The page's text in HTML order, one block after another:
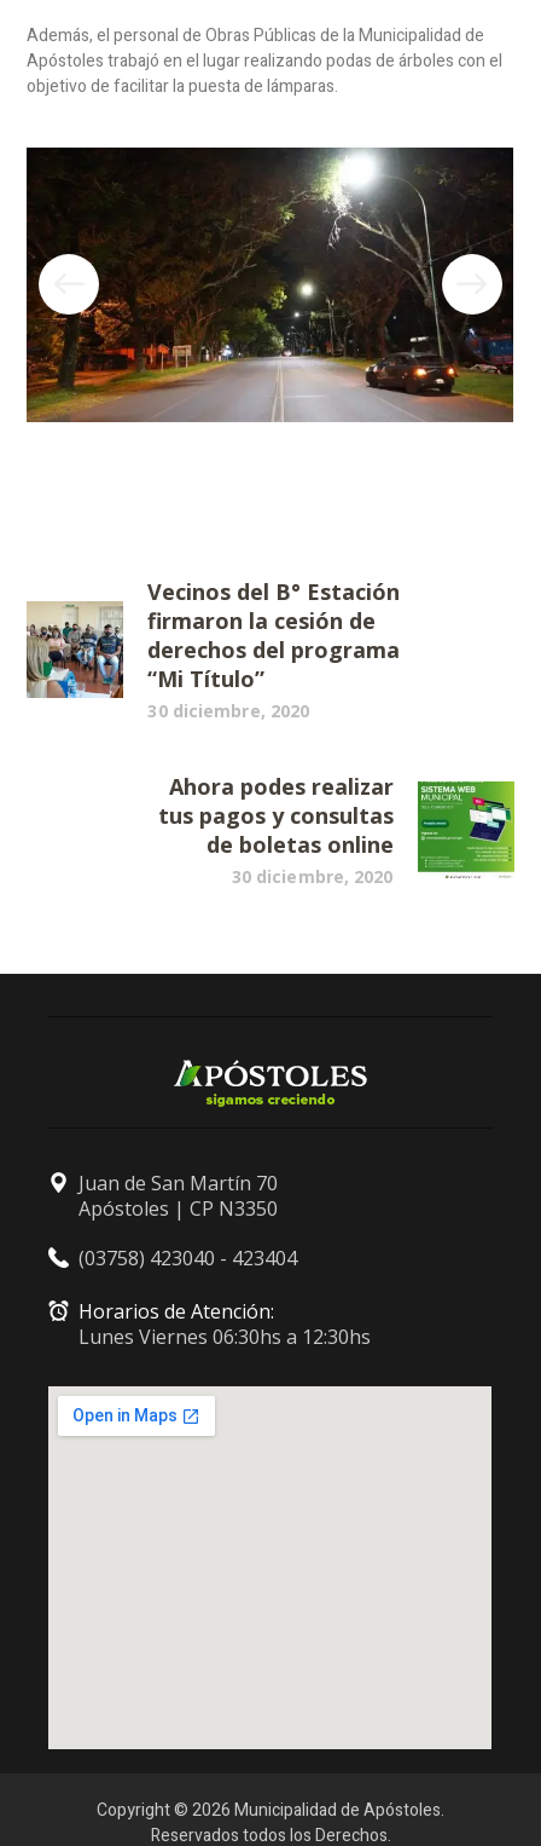
Además, el personal de Obras Públicas de la Municipalidad de
Apóstoles trabajó en el lugar realizando podas de árboles con el
objetivo de facilitar la puesta de lámparas.
Vecinos del B° Estación
firmaron la cesión de
derechos del programa
“Mi Título”
30 diciembre, 2020
Ahora podes realizar
tus pagos y consultas
de boletas online
30 diciembre, 2020
Juan de San Martín 70
Apóstoles | CP N3350
(03758) 423040 - 423404
Horarios de Atención:
Lunes Viernes 06:30hs a 12:30hs
Copyright © 2026 Municipalidad de Apóstoles.
Reservados todos los Derechos.